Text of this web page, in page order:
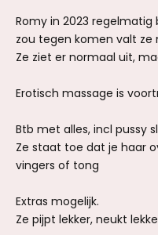
Romy in 2023
zou tegen komen valt ze
Ze ziet er normaal uit,
Erotisch massage is
Btb met alles, incl pussy
Ze staat toe dat je haar
vingers of tong
Extras mogelijk.
Ze pijpt lekker, neukt